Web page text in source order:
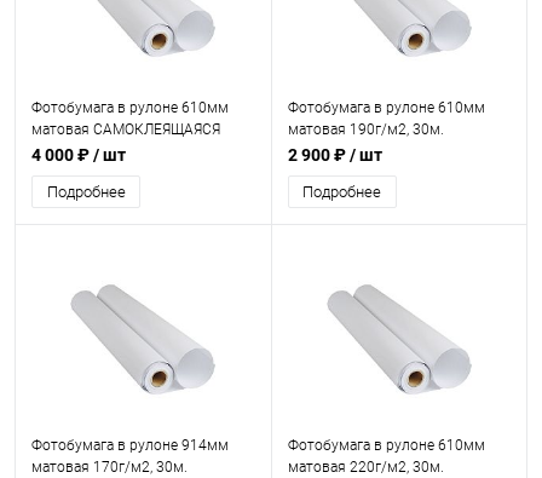
Фотобумага в рулоне 610мм
матовая САМОКЛЕЯЩАЯСЯ
100г/м2, 30м.
4 000 ₽/ шт
Подробнее
Фотобумага в рулоне 610мм
матовая 190г/м2, 30м.
2 900 ₽/ шт
Подробнее
Фотобумага в рулоне 914мм
матовая 170г/м2, 30м.
Фотобумага в рулоне 610мм
матовая 220г/м2, 30м.